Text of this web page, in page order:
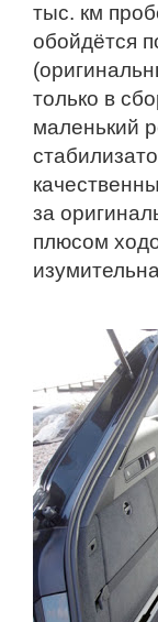
тыс. км
обойдётся
только в
маленький
за
плюсом